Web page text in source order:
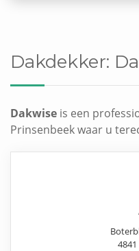
Dakdekker:
Dakwise is een
Prinsenbeek waar u
4841